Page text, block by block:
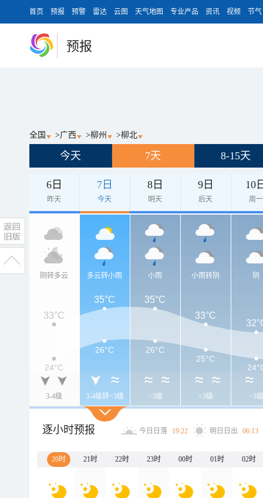
首页 预报 预警 雷达 云图 天气地图 专业产品 资讯 视频 节气
预报
全国 >广西 >柳州 >柳北
今天 7天 8-15天
6日
昨天
7日
今天
8日
明天
9日
后天
10
周一
阴转多云
3-4级
多云转小雨
3-4级转<3级
小雨
<3级
小雨转阴
<3级
阴
<3级
33°C
35°C 35°C
33°C
24°C
26°C
26°C
25°C
逐小时预报 今日日落 19:22 明日日出 06:13
20时 21时 22时 23时 00时 01时 02时